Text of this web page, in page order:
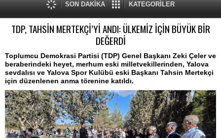
SON DAKİKA KATEGORİLER
TDP, TAHSİN MERTEKÇİ’Yİ ANDI: ÜLKEMİZ İÇİN BÜYÜK BİR
DEĞERDİ
Toplumcu Demokrasi Partisi (TDP) Genel Başkanı Zeki Çeler ve
beraberindeki heyet, merhum eski milletvekillerinden, Yalova
sevdalısı ve Yalova Spor Kulübü eski Başkanı Tahsin Mertekçi
için düzenlenen anma törenine katıldı.